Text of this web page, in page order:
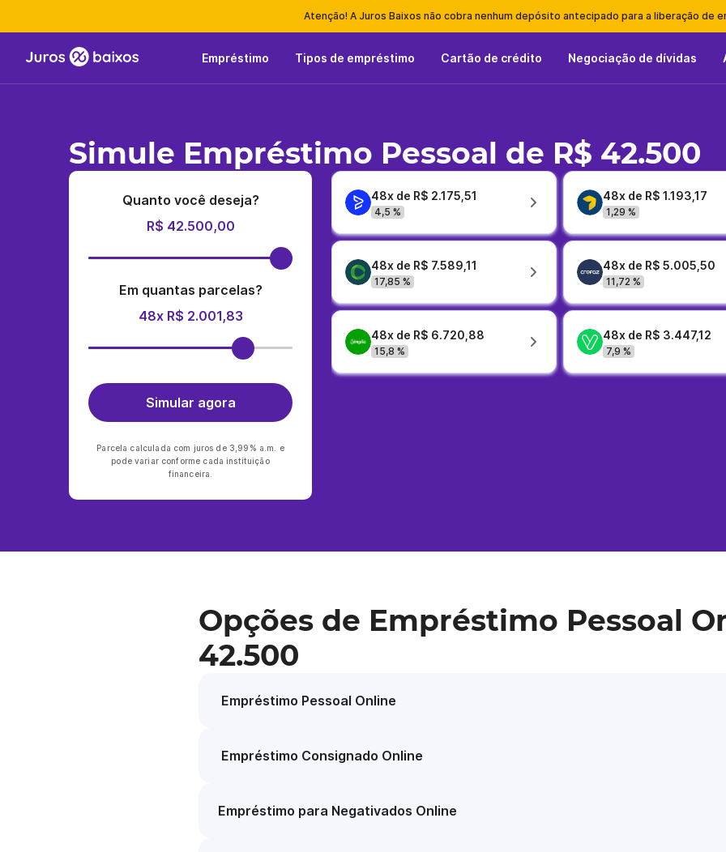
Atenção! A Juros Baixos não cobra nenhum depósito antecipado para a liberação de
Empréstimo Tipos de empréstimo Cartão de crédito Negociação de dívidas
Simule Empréstimo Pessoal de R$ 42.500
Quanto você deseja?
R$ 42.500,00
Em quantas parcelas?
48x R$ 2.001,83
Simular agora
Parcela calculada com juros de 3,99% a.m. e
pode variar conforme cada instituição
financeira.
48x de R$ 2.175,51
4,5 %
48x de R$ 1.193,17
1,29 %
48x de R$ 7.589,11
17,85 %
48x de R$ 5.005,50
11,72 %
48x de R$ 6.720,88
15,8 %
48x de R$ 3.447,12
7,9 %
Opções de Empréstimo Pessoal
42.500
Empréstimo Pessoal Online
Empréstimo Consignado Online
Empréstimo para Negativados Online